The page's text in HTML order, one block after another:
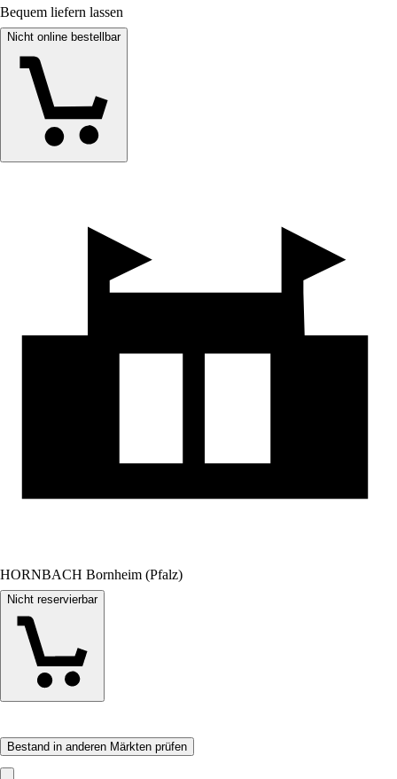
Bequem liefern lassen
Nicht online bestellbar
HORNBACH Bornheim (Pfalz)
Nicht reservierbar
Bestand in anderen Märkten prüfen